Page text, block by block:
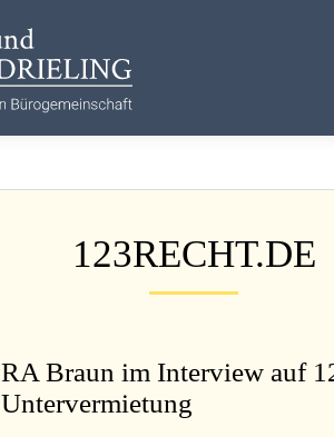
123RECHT.DE
RA Braun im Interview auf
Untervermietung